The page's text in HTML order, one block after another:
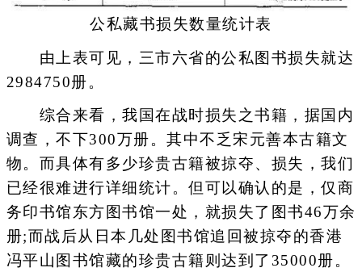
公私藏书损失数量统计表
由上表可见，三市六省的公私图书损失就达
2984750册。
综合来看，我国在战时损失之书籍，据国内
调查，不下300万册。其中不乏宋元善本古籍文
物。而具体有多少珍贵古籍被掠夺、损失，我们
已经很难进行详细统计。但可以确认的是，仅商
务印书馆东方图书馆一处，就损失了图书46万余
册;而战后从日本几处图书馆追回被掠夺的香港
冯平山图书馆藏的珍贵古籍则达到了35000册。